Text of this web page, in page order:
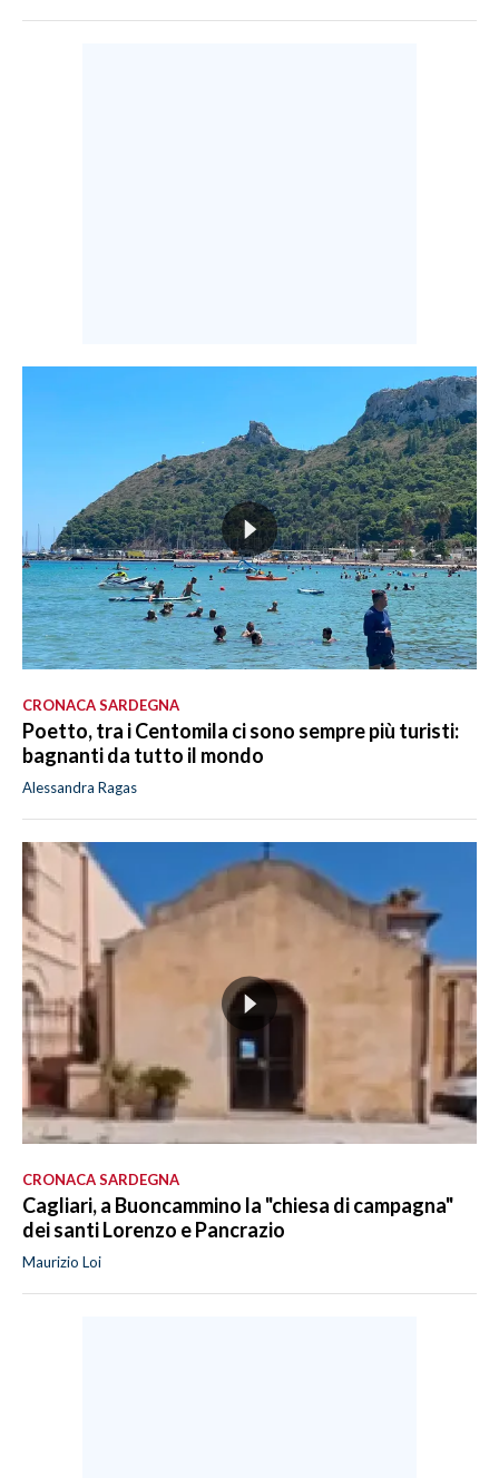
CRONACA SARDEGNA
Poetto, tra i Centomila ci sono sempre più turisti:
bagnanti da tutto il mondo
Alessandra Ragas
CRONACA SARDEGNA
Cagliari, a Buoncammino la "chiesa di campagna"
dei santi Lorenzo e Pancrazio
Maurizio Loi